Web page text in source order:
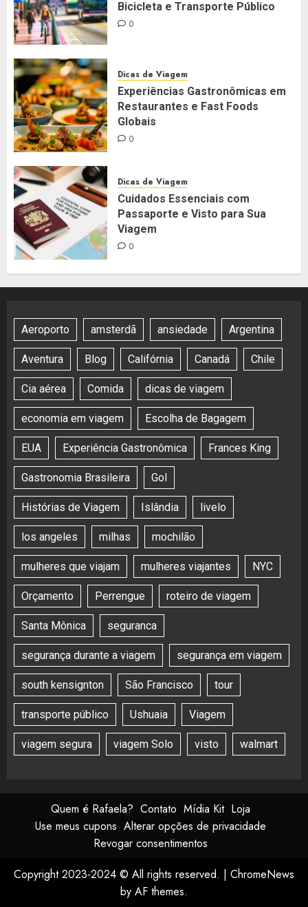
Bicicleta e Transporte Público
0
Dicas de Viagem
Experiências Gastronômicas em
Restaurantes e Fast Foods
Globais
0
Dicas de Viagem
Cuidados Essenciais com
Passaporte e Visto para Sua
Viagem
0
Aeroporto amsterdã ansiedade Argentina
Aventura Blog Califórnia Canadá Chile
Cia aérea Comida dicas de viagem
economia em viagem Escolha de Bagagem
EUA Experiência Gastronômica Frances King
Gastronomia Brasileira Gol
Histórias de Viagem Islândia livelo
los angeles milhas mochilão
mulheres que viajam mulheres viajantes NYC
Orçamento Perrengue roteiro de viagem
Santa Mônica seguranca
segurança durante a viagem segurança em viagem
south kensignton São Francisco tour
transporte público Ushuaia Viagem
viagem segura viagem Solo visto walmart
Quem é Rafaela? Contato Mídia Kit Loja
Use meus cupons Alterar opções de privacidade
Revogar consentimentos
Copyright 2023-2024 © All rights reserved. | ChromeNews
by AF themes.